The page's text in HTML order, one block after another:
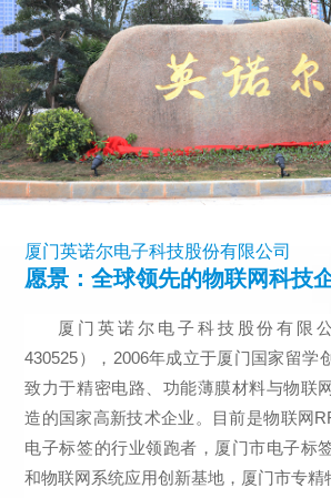
厦门英诺尔电子科技股份有限公司
愿景：全球领先的物联网科技
厦门英诺尔电子科技股份有限
430525），2006年成立于厦门国家留学
致力于精密电路、功能薄膜材料与物联
造的国家高新技术企业。目前是物联网
电子标签的行业领跑者，厦门市电子标
和物联网系统应用创新基地，厦门市专精